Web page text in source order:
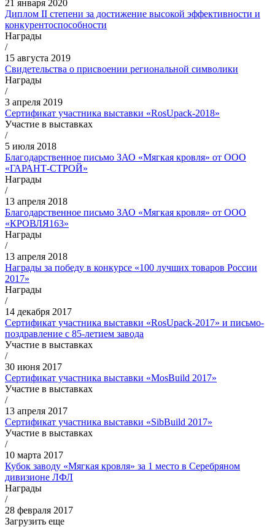
21 января 2020
Диплом II степени за достижение высокой эффективности и
конкурентоспособности
Награды
/
15 августа 2019
Свидетельства о присвоении региональной символики
Награды
/
3 апреля 2019
Сертификат участника выставки «RosUpack-2018»
Участие в выставках
/
5 июля 2018
Благодарственное письмо ЗАО «Мягкая кровля» от ООО
«ГАРАНТ-СТРОЙ»
Награды
/
13 апреля 2018
Благодарственное письмо ЗАО «Мягкая кровля» от ООО
«КРОВЛЯ163»
Награды
/
13 апреля 2018
Награды за победу в конкурсе «100 лучших товаров России
2017»
Награды
/
14 декабря 2017
Сертификат участника выставки «RosUpack-2017» и письмо-
поздравление с 85-летием завода
Участие в выставках
/
30 июня 2017
Сертификат участника выставки «MosBuild 2017»
Участие в выставках
/
13 апреля 2017
Сертификат участника выставки «SibBuild 2017»
Участие в выставках
/
10 марта 2017
Кубок заводу «Мягкая кровля» за 1 место в Серебряном
дивизионе ЛФЛ
Награды
/
28 февраля 2017
Загрузить еще